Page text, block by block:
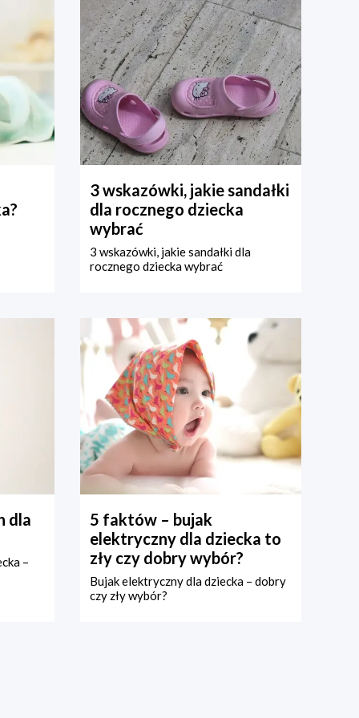
3 wskazówki, jakie sandałki
dla rocznego dziecka
wybrać
3 wskazówki, jakie sandałki dla
rocznego dziecka wybrać
dla
–
5 faktów – bujak
elektryczny dla dziecka to
zły czy dobry wybór?
Bujak elektryczny dla dziecka – dobry
czy zły wybór?